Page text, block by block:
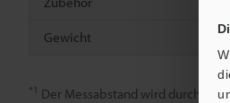
Gewicht
*1 Der Messabstand wird durch